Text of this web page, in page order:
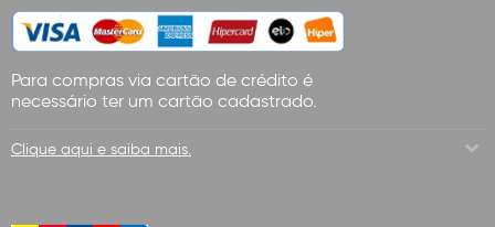
Para compras via cartão de crédito é
necessário ter um cartão cadastrado.
Clique aqui e saiba mais.